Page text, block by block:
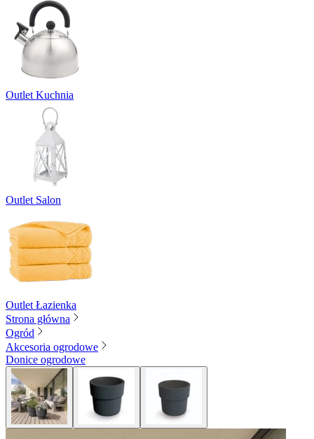
Outlet Kuchnia
Outlet Salon
Outlet Łazienka
Strona główna
Ogród
Akcesoria ogrodowe
Donice ogrodowe